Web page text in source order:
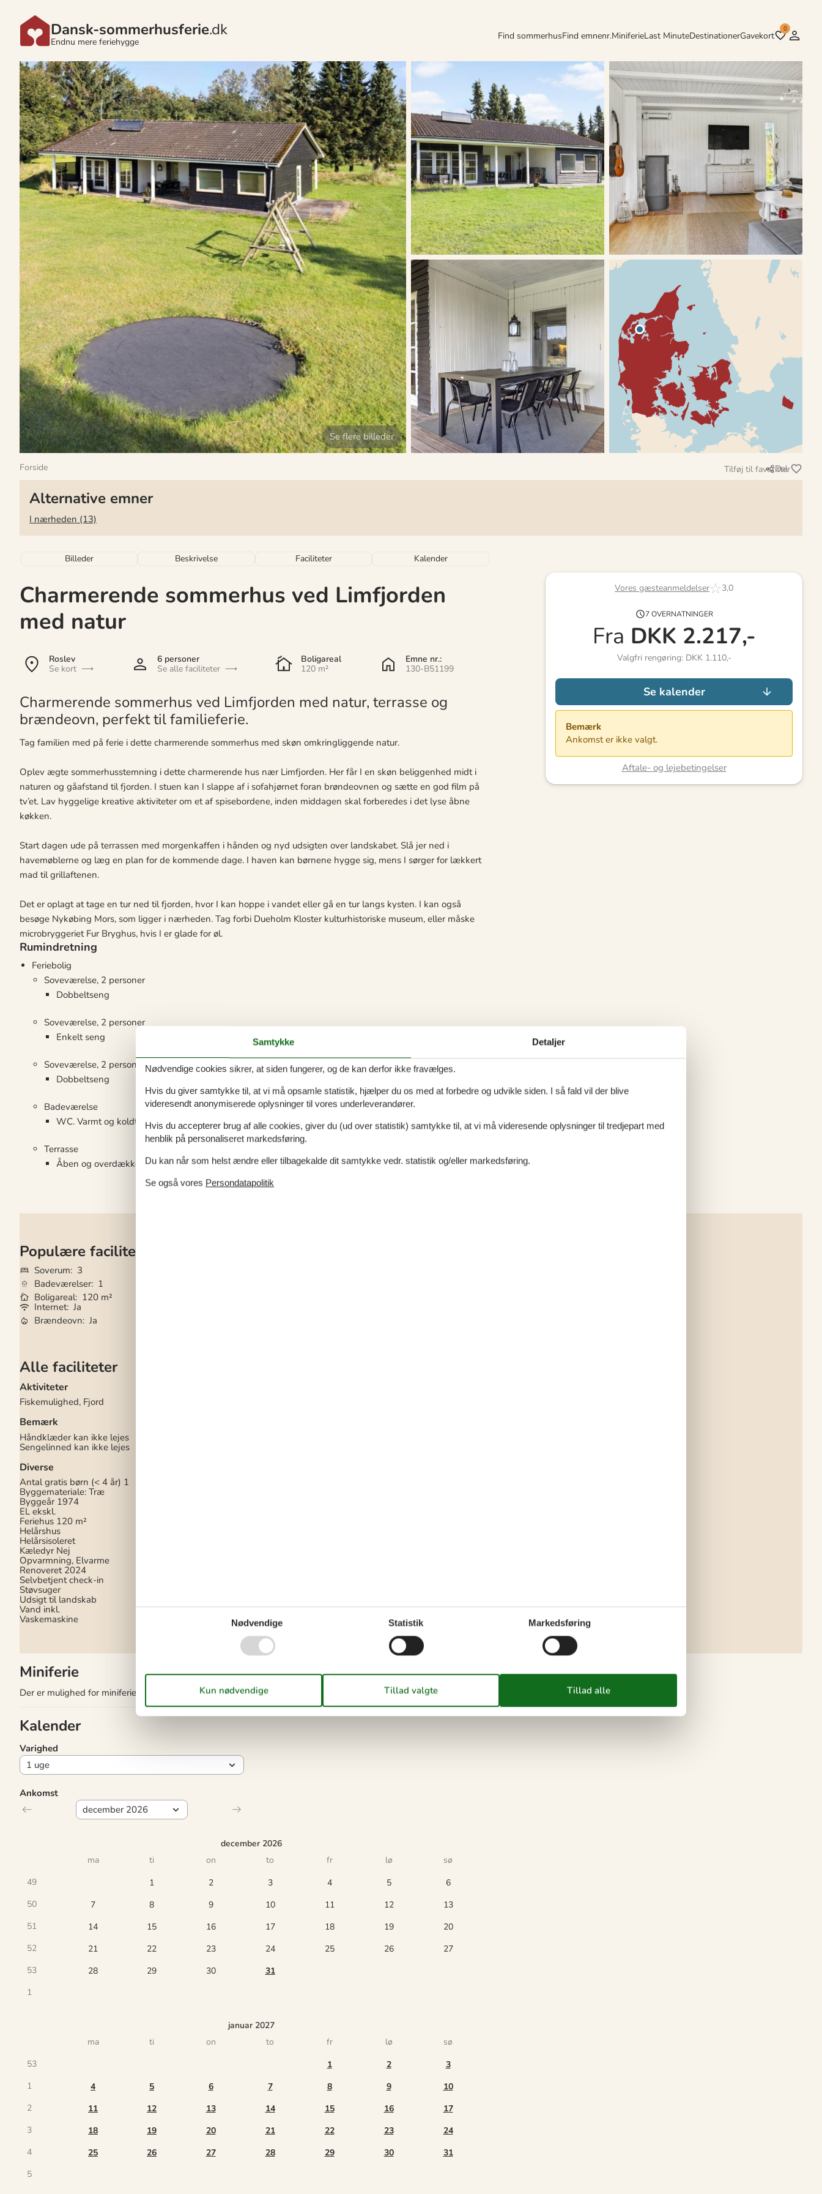
Dansk-sommerhusferie.dk
Endnu mere feriehygge
Find sommerhusFind emnenr.MiniferieLast MinuteDestinationerGavekort
0
Forside Tilføj til favoritter
Del
Alternative emner
I nærheden (13)
Billeder Beskrivelse Faciliteter Kalender
Charmerende sommerhus ved Limfjorden
med natur
Roslev
Se kort
6 personer
Se alle faciliteter
Boligareal
120 m²
Emne nr.:
130-B51199
Charmerende sommerhus ved Limfjorden med natur, terrasse og
brændeovn, perfekt til familieferie.
Tag familien med på ferie i dette charmerende sommerhus med skøn omkringliggende natur.
Oplev ægte sommerhusstemning i dette charmerende hus nær Limfjorden. Her får I en skøn beliggenhed midt i
naturen og gåafstand til fjorden. I stuen kan I slappe af i sofahjørnet foran brøndeovnen og sætte en god film på
tv’et. Lav hyggelige kreative aktiviteter om et af spisebordene, inden middagen skal forberedes i det lyse åbne
køkken.
Start dagen ude på terrassen med morgenkaffen i hånden og nyd udsigten over landskabet. Slå jer ned i
havemøblerne og læg en plan for de kommende dage. I haven kan børnene hygge sig, mens I sørger for lækkert
mad til grillaftenen.
Det er oplagt at tage en tur ned til fjorden, hvor I kan hoppe i vandet eller gå en tur langs kysten. I kan også
besøge Nykøbing Mors, som ligger i nærheden. Tag forbi Dueholm Kloster kulturhistoriske museum, eller måske
microbryggeriet Fur Bryghus, hvis I er glade for øl.
Rumindretning
Feriebolig
Soveværelse, 2 personer
Dobbeltseng
Soveværelse, 2 personer
Enkelt seng
Soveværelse, 2 personer
Dobbeltseng
Badeværelse
WC. Varmt og koldt vand, Bruser
Terrasse
Åben og overdækket terrasse
Populære faciliteter
Soverum
3
Badeværelser 1
Boligareal 120 m²
Internet Ja
Brændeovn Ja
Alle faciliteter
Aktiviteter
Fiskemulighed, Fjord
Bemærk
Håndklæder kan ikke lejes
Sengelinned kan ikke lejes
Diverse
Antal gratis børn (< 4 år) 1
Byggemateriale: Træ
Byggeår 1974
EL ekskl.
Feriehus 120 m²
Helårshus
Helårsisoleret
Kæledyr Nej
Opvarmning, Elvarme
Renoveret 2024
Selvbetjent check-in
Støvsuger
Udsigt til landskab
Vand inkl.
Vaskemaskine
Miniferie
Der er mulighed for miniferie hele året.
Kalender
Ankomst
december 2026
ma
ti on to fr lø
sø
49
1 2 3 4 5
6
50
7 8 9 10 11 12
13
51
14 15 16 17 18 19
20
52
21 22 23 24 25 26
27
53
28 29 30
31
1
januar 2027
ma
ti on to fr lø
sø
53
1 2
3
1
4 5 6 7 8 9
10
2
11 12 13 14 15 16
17
3
18 19 20 21 22 23
24
4
25 26 27 28 29 30
31
5
Varighed
Vores gæsteanmeldelser 3,0
7 OVERNATNINGER
Fra DKK 2.217,-
Valgfri rengøring: DKK 1.110,-
Se kalender
Bemærk
Ankomst er ikke valgt.
Aftale- og lejebetingelser
Samtykke Detaljer
Nødvendige cookies sikrer, at siden fungerer, og de kan derfor ikke fravælges.
Hvis du giver samtykke til, at vi må opsamle statistik, hjælper du os med at forbedre og udvikle siden. I så fald vil der blive
videresendt anonymiserede oplysninger til vores underleverandører.
Hvis du accepterer brug af alle cookies, giver du (ud over statistik) samtykke til, at vi må videresende oplysninger til tredjepart med
henblik på personaliseret markedsføring.
Du kan når som helst ændre eller tilbagekalde dit samtykke vedr. statistik og/eller markedsføring.
Se også vores Persondatapolitik
Nødvendige Statistik Markedsføring